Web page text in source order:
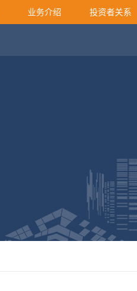
业务介绍 投资者关系